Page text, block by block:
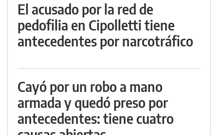
El acusado por la red de
pedofilia en Cipolletti tiene
antecedentes por narcotráfico
Cayó por un robo a mano
armada y quedó preso por
antecedentes: tiene cuatro